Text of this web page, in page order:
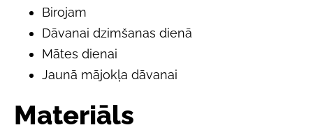
Birojam
Dāvanai dzimšanas dienā
Mātes dienai
Jaunā mājokļa dāvanai
Materiāls